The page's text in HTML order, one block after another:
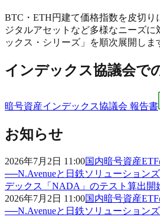
BTC・ETH円建て価格指数を皮切り
ジタルアセットなど多様なニーズ
ックス・シリーズ」を順次展開しま
インデックス協議会で
暗号資産インデックス協議会 報告書
お知らせ
2026年7月2日 11:00国内暗号資産
──N.Avenueと日鉄ソリューション
デックス「NADA」のテスト算出開
2026年7月2日 11:00国内暗号資産
──N.Avenueと日鉄ソリューション